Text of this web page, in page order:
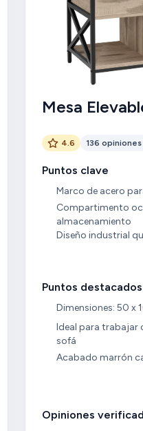
Mesa
4.6 136
Puntos clave
Marco de acero
Compartimento
almacenamiento
Diseño industrial
Puntos destacados
Dimensiones: 50 x
Ideal para trabajar
sofá
Acabado marrón
Opiniones